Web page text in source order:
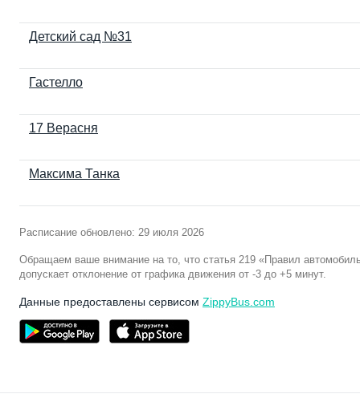
Детский сад №31
Гастелло
17 Верасня
Максима Танка
Расписание обновлено: 29 июля 2026
Обращаем ваше внимание на то, что статья 219 «Правил
допускает отклонение от графика движения от -3 до +5 минут.
Данные предоставлены сервисом ZippyBus.com